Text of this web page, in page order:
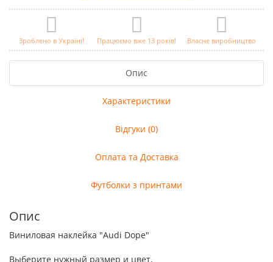
Зроблено в Україні! Працюємо вже 13 років! Власне виробництво
Опис
Характеристики
Відгуки (0)
Оплата та Доставка
Футболки з принтами
Опис
Виниловая наклейка "Audi Dope"
Выберите нужный размер и цвет.